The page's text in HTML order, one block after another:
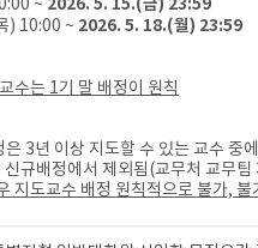
~ 2026. 5. 15.(금) 23:59
) 10:00 ~ 2026. 5. 18.(월) 23:59
수는 1기 말 배정이 원칙
3년 이상 지도할 수 있는 교수 중
규배정에서 제외됨(교무처 교무팀
지도교수 배정 원칙적으로 불가,